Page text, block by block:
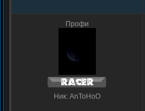
Профи
Ник: AnToHoO